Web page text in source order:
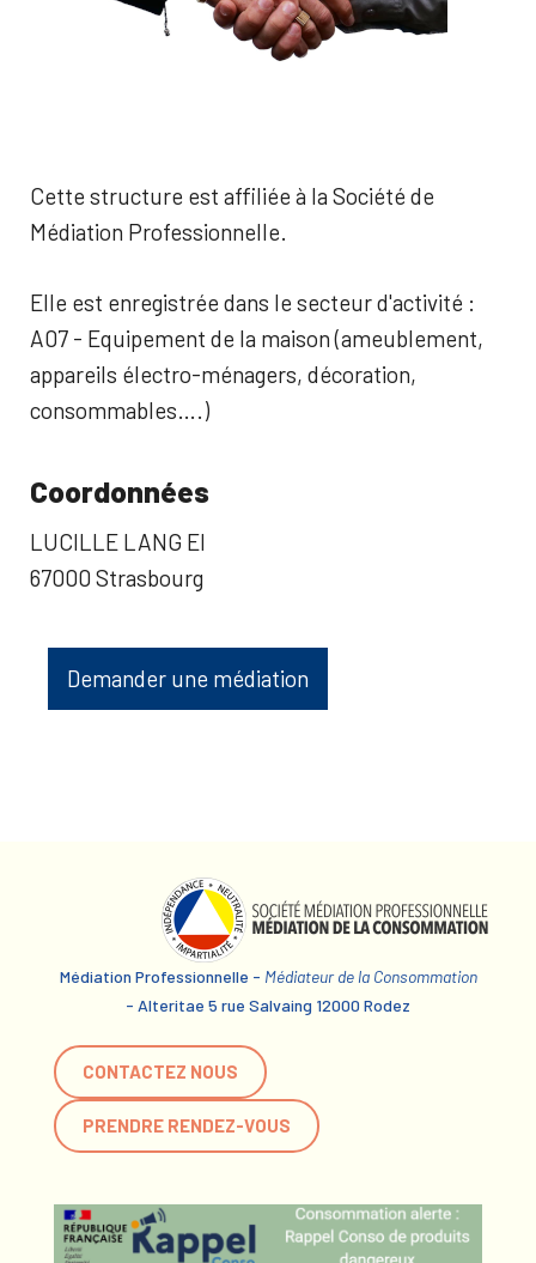
Cette structure est affiliée à la Société de
Médiation Professionnelle.
Elle est enregistrée dans le secteur d'activité :
A07 - Equipement de la maison (ameublement,
appareils électro-ménagers, décoration,
consommables….)
Coordonnées
LUCILLE LANG EI
67000 Strasbourg
Demander une médiation
Médiation Professionnelle - Médiateur de la Consommation
- Alteritae 5 rue Salvaing 12000 Rodez
CONTACTEZ NOUS
PRENDRE RENDEZ-VOUS